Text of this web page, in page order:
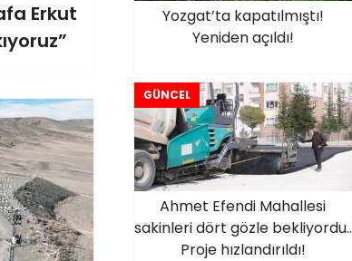
Erkut
Yozgat’ta kapatılmıştı!
Yeniden açıldı!
GÜNCEL
Ahmet Efendi Mahallesi
sakinleri dört gözle bekliyordu..
Proje hızlandırıldı!